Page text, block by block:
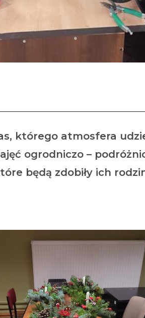
którego atmosfera
ogrodniczo –
będą zdobiły ich